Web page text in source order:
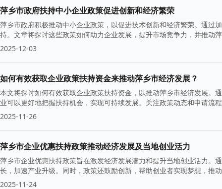
萍乡市政府扶持中小企业政策促进创新和经济繁荣
萍乡市政府积极推动中小企业政策，以促进技术创新和经济繁荣。通过
持。文章将探讨这些政策如何助力企业发展，提升市场竞争力，并推动
2025-12-03
如何有效获取企业政策扶持资金来推动萍乡市经济发展？
本文将探讨如何有效获取企业政策扶持资金，以推动萍乡市经济发展。
业可以更好地把握扶持机会，实现可持续发展。关注政策动态和申请流
2025-11-26
萍乡市企业优惠扶持政策推动经济发展及当地创业活力
萍乡市企业优惠扶持政策旨在激发经济发展潜力和提升当地创业活力。
长，加速产业升级。同时，政策还鼓励创新，帮助创业者实现梦想，推
2025-11-24